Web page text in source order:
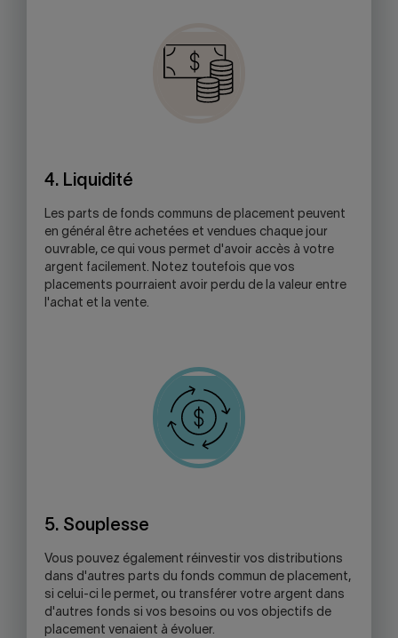
4. Liquidité
Les parts de fonds communs de placement peuvent
en général être achetées et vendues chaque jour
ouvrable, ce qui vous permet d'avoir accès à votre
argent facilement. Notez toutefois que vos
placements pourraient avoir perdu de la valeur entre
l'achat et la vente.
5. Souplesse
Vous pouvez également réinvestir vos distributions
dans d'autres parts du fonds commun de placement,
si celui-ci le permet, ou transférer votre argent dans
d'autres fonds si vos besoins ou vos objectifs de
placement venaient à évoluer.